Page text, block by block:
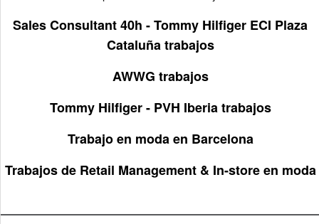
Sales Consultant 40h - Tommy Hilfiger ECI Plaza
Cataluña trabajos
AWWG trabajos
Tommy Hilfiger - PVH Iberia trabajos
Trabajo en moda en Barcelona
Trabajos de Retail Management & In-store en moda